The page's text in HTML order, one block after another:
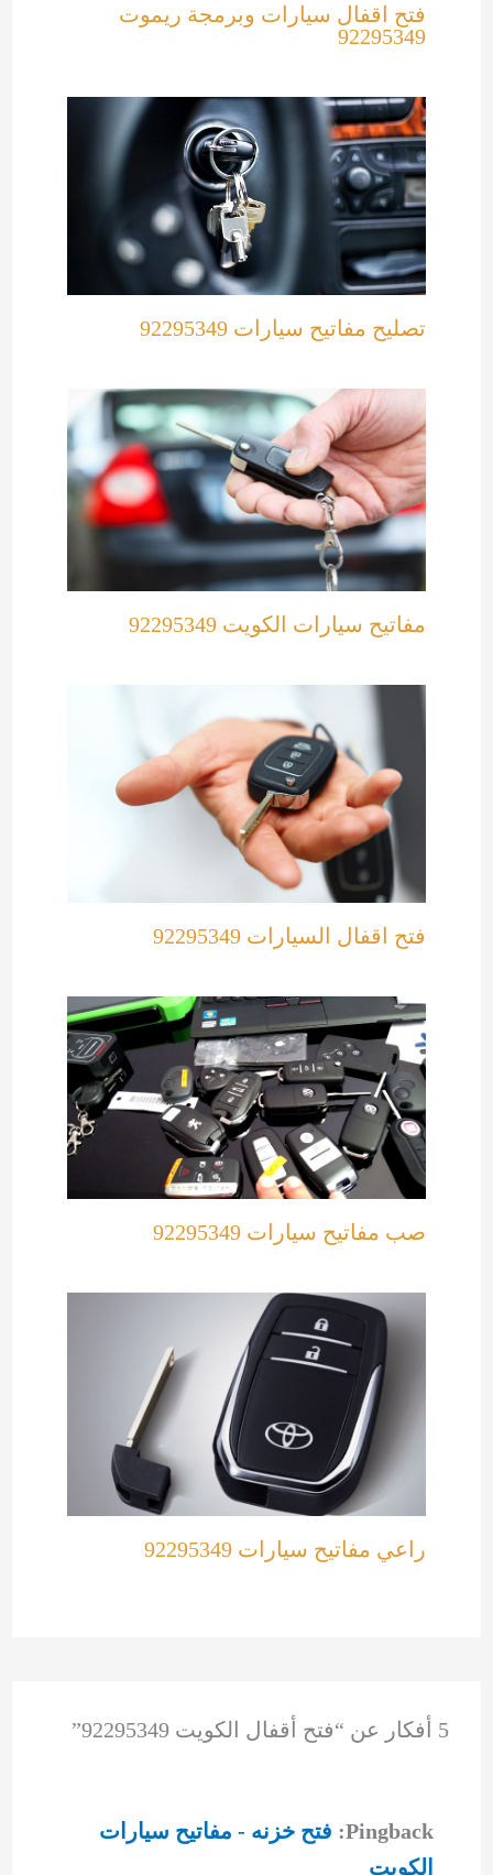
فتح اقفال سيارات وبرمجة ريموت
92295349
تصليح مفاتيح سيارات 92295349
مفاتيح سيارات الكويت 92295349
فتح اقفال السيارات 92295349
صب مفاتيح سيارات 92295349
راعي مفاتيح سيارات 92295349
5 أفكار عن “فتح أقفال الكويت 92295349”
Pingback:
فتح خزنه - مفاتيح سيارات
الكويت